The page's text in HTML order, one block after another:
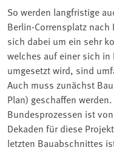
So werden langfristige
Berlin-Corrensplatz
sich dabei um ein sehr
welches auf einer sich
umgesetzt wird, sind
Auch muss zunächst
Plan) geschaffen
Bundesprozessen ist
Dekaden für diese
letzten Bauabschnittes